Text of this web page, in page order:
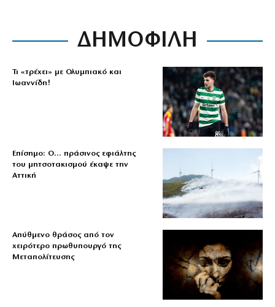
ΔΗΜΟΦΙΛΗ
Τι «τρέχει» με Ολυμπιακό και
Ιωαννίδη!
Επίσημο: Ο… πράσινος εφιάλτης
του μητσοτακισμού έκαψε την
Αττική
Απύθμενο θράσος από τον
χειρότερο πρωθυπουργό της
Μεταπολίτευσης